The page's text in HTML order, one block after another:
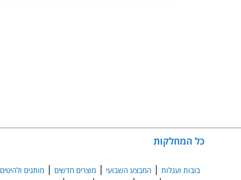
כל המחלקות
בובות ועגלות המבצע השבועי מוצרים חדשים מותגים ולהיטים